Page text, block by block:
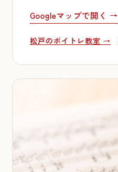
Googleマップで開く →
松戸のボイトレ教室 →